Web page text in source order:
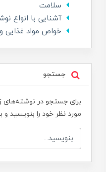
سلامت
آشنایی با انواع
خواص مواد غذایی
جستجو
برای جستجو در نوشته‌های
مورد نظر خود را بنویسید